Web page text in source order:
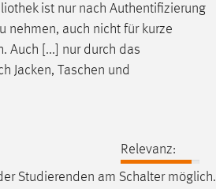
ist nur nach Authentifizierung
nehmen, auch nicht für kurze
Auch [...] nur durch das
Jacken, Taschen und
Relevanz:
Studierenden am Schalter möglich.